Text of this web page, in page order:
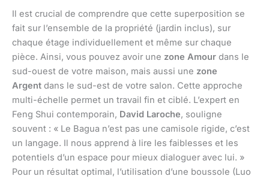
Il est crucial de comprendre que cette superposition se
fait sur l’ensemble de la propriété (jardin inclus), sur
chaque étage individuellement et même sur chaque
pièce. Ainsi, vous pouvez avoir une zone Amour dans le
sud-ouest de votre maison, mais aussi une zone
Argent dans le sud-est de votre salon. Cette approche
multi-échelle permet un travail fin et ciblé. L’expert en
Feng Shui contemporain, David Laroche, souligne
souvent : « Le Bagua n’est pas une camisole rigide, c’est
un langage. Il nous apprend à lire les faiblesses et les
potentiels d’un espace pour mieux dialoguer avec lui. »
Pour un résultat optimal, l’utilisation d’une boussole (Luo